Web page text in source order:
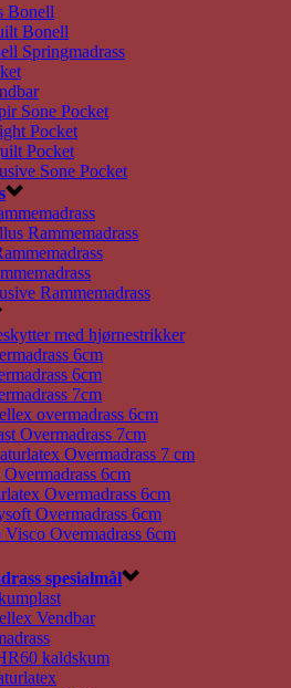
Bonell
Bonell
Springmadrass
Sone Pocket
Pocket
Pocket
Sone Pocket
Rammemadrass
Rammemadrass
med hjørnestrikker
6cm
6cm
7cm
overmadrass 6cm
Overmadrass 7cm
Overmadrass 7 cm
6cm
Overmadrass 6cm
Overmadrass 6cm
Visco Overmadrass 6cm
spesialmål
Vendbar
kaldskum